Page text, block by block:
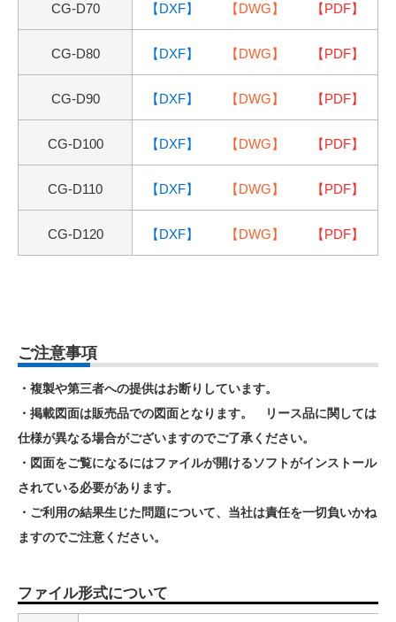
CG-D70 【DXF】 【DWG】 【PDF】
CG-D80 【DXF】 【DWG】 【PDF】
CG-D90 【DXF】 【DWG】 【PDF】
CG-D100 【DXF】 【DWG】 【PDF】
CG-D110 【DXF】 【DWG】 【PDF】
CG-D120 【DXF】 【DWG】 【PDF】
ご注意事項
・複製や第三者への提供はお断りしています。
・掲載図面は販売品での図面となります。 リース品に関しては
仕様が異なる場合がございますのでご了承ください。
・図面をご覧になるにはファイルが開けるソフトがインストール
されている必要があります。
・ご利用の結果生じた問題について、当社は責任を一切負いかね
ますのでご注意ください。
ファイル形式について